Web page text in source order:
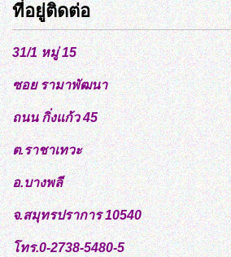
ที่อยู่ติดต่อ
31/1 หมู่ 15
ซอย รามาพัฒนา
ถนน กิ่งแก้ว 45
ต.ราชาเทวะ
อ.บางพลี
จ.สมุทรปราการ 10540
โทร.0-2738-5480-5